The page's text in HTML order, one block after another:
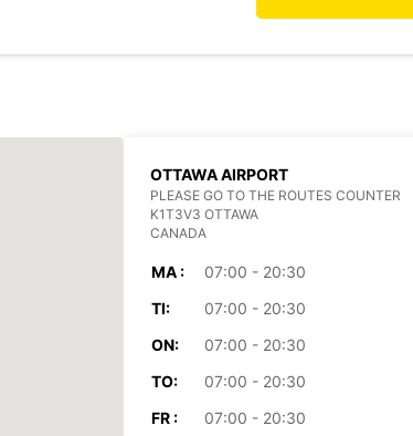
OTTAWA AIRPORT
PLEASE GO TO THE ROUTES COUNTER
K1T3V3 OTTAWA
CANADA
MA :
07:00 - 20:30
TI:
07:00 - 20:30
ON:
07:00 - 20:30
TO:
07:00 - 20:30
FR :
07:00 - 20:30